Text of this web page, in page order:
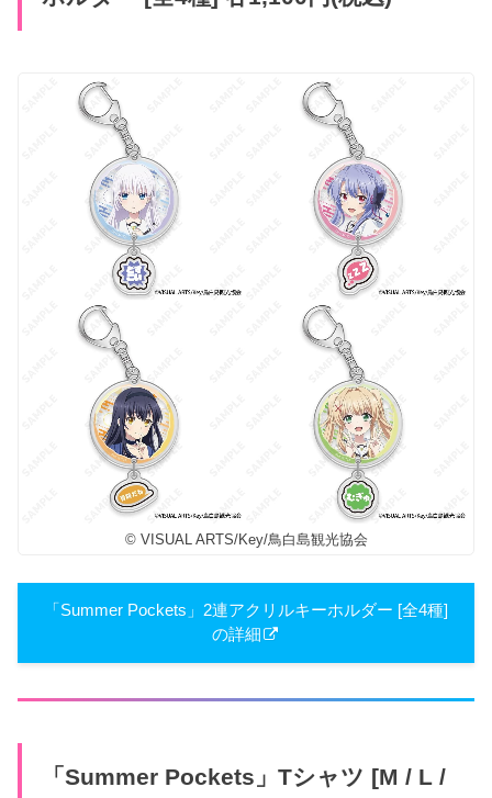
© VISUAL ARTS/Key/鳥白島観光協会
「Summer Pockets」2連アクリルキーホルダー [全4種]
の詳細
「Summer Pockets」Tシャツ [M / L /